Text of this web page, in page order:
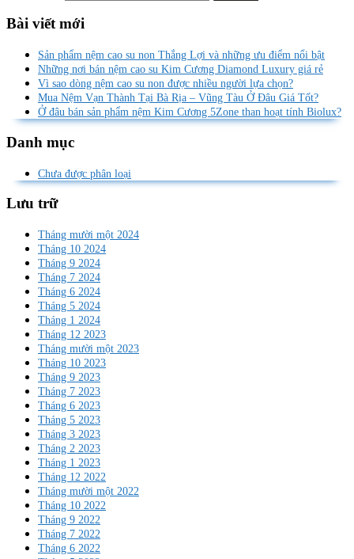
Bài viết mới
Sản phẩm nệm cao su non Thắng Lợi và những ưu điểm nổi bật
Những nơi bán nệm cao su Kim Cương Diamond Luxury giá rẻ
Vì sao dòng nệm cao su non được nhiều người lựa chọn?
Mua Nệm Vạn Thành Tại Bà Rịa – Vũng Tàu Ở Đâu Giá Tốt?
Ở đâu bán sản phẩm nệm Kim Cương 5Zone than hoạt tính Biolux?
Danh mục
Chưa được phân loại
Lưu trữ
Tháng mười một 2024
Tháng 10 2024
Tháng 9 2024
Tháng 7 2024
Tháng 6 2024
Tháng 5 2024
Tháng 1 2024
Tháng 12 2023
Tháng mười một 2023
Tháng 10 2023
Tháng 9 2023
Tháng 7 2023
Tháng 6 2023
Tháng 5 2023
Tháng 3 2023
Tháng 2 2023
Tháng 1 2023
Tháng 12 2022
Tháng mười một 2022
Tháng 10 2022
Tháng 9 2022
Tháng 7 2022
Tháng 6 2022